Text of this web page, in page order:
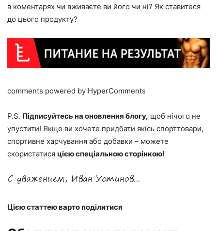
в коментарях чи вживаєте ви його чи ні? Як ставитеся
до цього продукту?
comments powered by HyperComments
P.S. Підписуйтесь на оновлення блогу, щоб нічого не
упустити! Якщо ви хочете придбати якісь спорттовари,
спортивне харчування або добавки – можете
скористатися цією спеціальною сторінкою!
Цією статтею варто поділитися